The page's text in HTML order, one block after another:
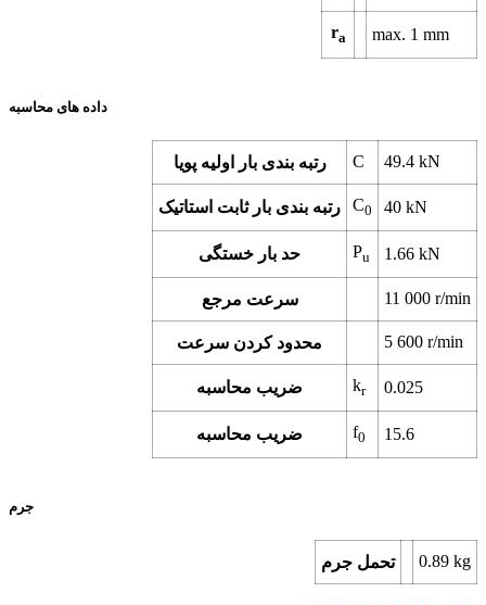
ra max. 1 mm
داده های محاسبه
رتبه بندی بار اولیه پویا C 49.4 kN
رتبه بندی بار ثابت استاتیک C0 40 kN
حد بار خستگی Pu 1.66 kN
سرعت مرجع 11 000 r/min
محدود کردن سرعت 5 600 r/min
ضریب محاسبه kr 0.025
ضریب محاسبه f0 15.6
جرم
تحمل جرم 0.89 kg